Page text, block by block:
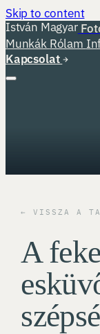
Skip to content
István Magyar
Munkák Rólam
Kapcsolat
← VISSZA A
A